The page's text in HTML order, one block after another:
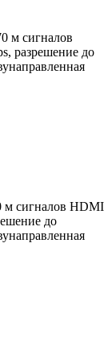
м сигналов
разрешение до
м сигналов HDMI
до